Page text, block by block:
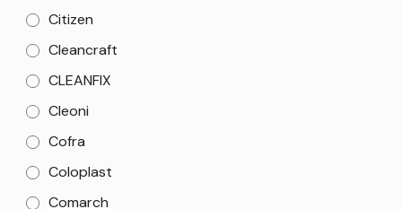
Citizen
Cleancraft
CLEANFIX
Cleoni
Cofra
Coloplast
Comarch